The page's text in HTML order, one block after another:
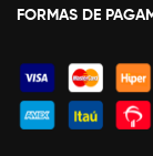
FORMAS DE